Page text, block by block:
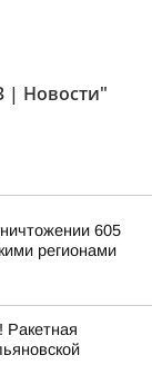
| Новости"
605
регионами
Ракетная